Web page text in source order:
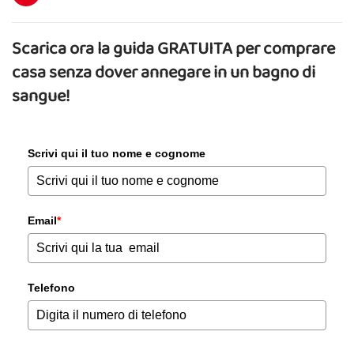
Scarica ora la guida GRATUITA per comprare
casa senza dover annegare in un bagno di
sangue!
Scrivi qui il tuo nome e cognome
Email*
Telefono